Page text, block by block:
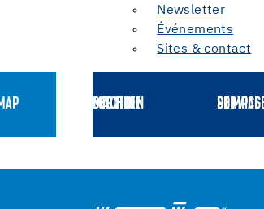
Newsletter
Événements
Sites & contact
SERVICE LOCATION DE MACHINE SERVICE DE